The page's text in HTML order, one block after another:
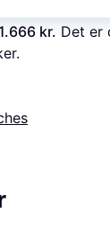
kr. Det er